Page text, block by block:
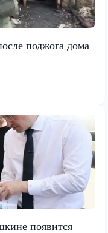
поджога дома
появится